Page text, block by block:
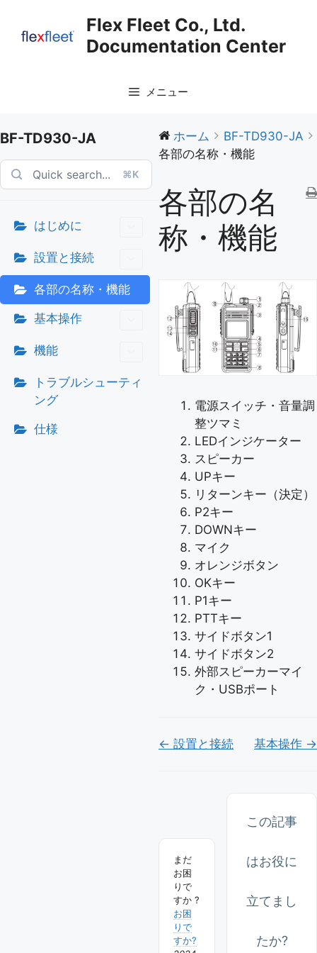
キ
プ
Flex Fleet Co., Ltd.
Documentation Center
メニュー
BF-TD930-JA
⌘K
はじめに
設置と接続
各部の名称・機能
基本操作
機能
トラブルシューティ
ング
仕様
ホーム
BF-TD930-JA
各部の名称・機能
各部の名
称・機能
電源スイッチ・音量調
整ツマミ
LEDインジケーター
スピーカー
UPキー
リターンキー（決定）
P2キー
DOWNキー
マイク
オレンジボタン
OKキー
P1キー
PTTキー
サイドボタン1
サイドボタン2
外部スピーカーマイ
ク・USBポート
Doc
シ
ョ
ン
← 設置と接続 基本操作 →
まだ
お困
りで
すか ?
お困
りで
すか?
この記事
はお役に
立てまし
たか?